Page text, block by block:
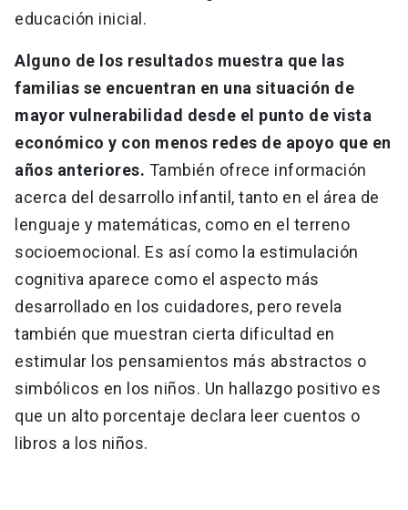
educación inicial.
Alguno de los resultados muestra que las
familias se encuentran en una situación de
mayor vulnerabilidad desde el punto de vista
económico y con menos redes de apoyo que en
años anteriores. También ofrece información
acerca del desarrollo infantil, tanto en el área de
lenguaje y matemáticas, como en el terreno
socioemocional. Es así como la estimulación
cognitiva aparece como el aspecto más
desarrollado en los cuidadores, pero revela
también que muestran cierta dificultad en
estimular los pensamientos más abstractos o
simbólicos en los niños. Un hallazgo positivo es
que un alto porcentaje declara leer cuentos o
libros a los niños.